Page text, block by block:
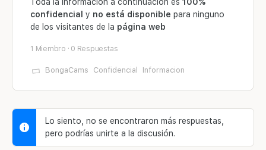
confidencial y no está disponible para ninguno
de los visitantes de la página web
1 Miembro · 0 Respuestas
BongaCams Confidencial Informacion
Lo siento, no se encontraron más respuestas,
pero podrías unirte a la discusión.